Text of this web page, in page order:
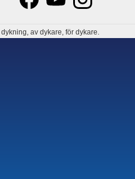
av dykare, för dykare.